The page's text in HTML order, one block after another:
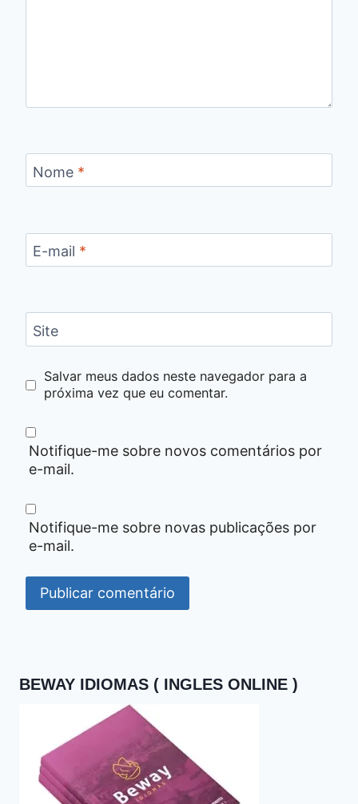
Nome *
E-mail *
Site
Salvar meus dados neste navegador para a
próxima vez que eu comentar.
Notifique-me sobre novos comentários por
e-mail.
Notifique-me sobre novas publicações por
e-mail.
BEWAY IDIOMAS ( INGLES ONLINE )